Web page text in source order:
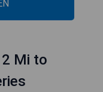
Mi to